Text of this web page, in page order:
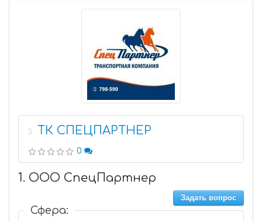
3 ТК СПЕЦПАРТНЕР
0
1. ООО СпецПартнер
Задать вопрос
Сфера: